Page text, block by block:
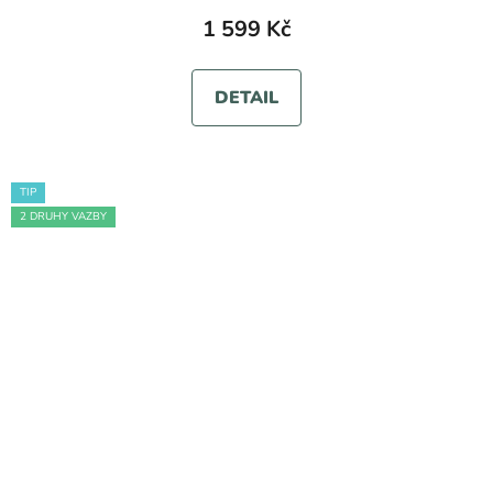
1 599 Kč
DETAIL
TIP
2 DRUHY VAZBY